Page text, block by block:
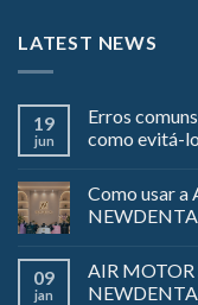
LATEST NEWS
19
jun
Erros
como evitá-
Como usar a
09
jan
AIR